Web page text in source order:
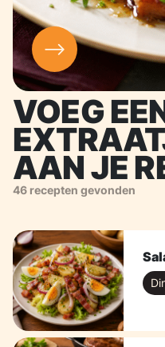
VOEG
AAN JE
46 recepten gevonden